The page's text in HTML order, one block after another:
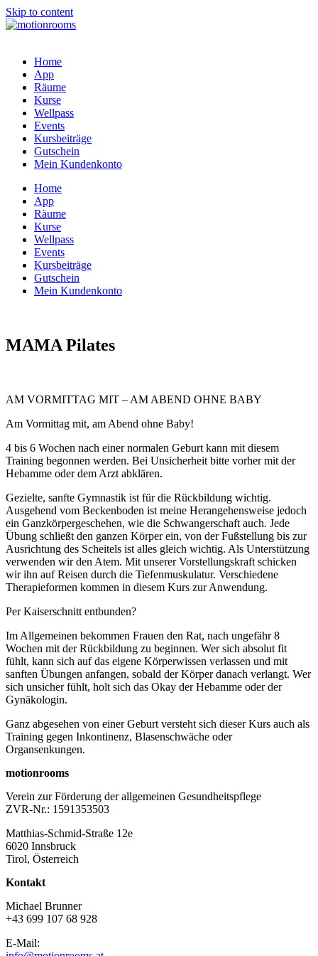
Skip to content
Home
App
Räume
Kurse
Wellpass
Events
Kursbeiträge
Gutschein
Mein Kundenkonto
Home
App
Räume
Kurse
Wellpass
Events
Kursbeiträge
Gutschein
Mein Kundenkonto
MAMA Pilates
AM VORMITTAG MIT – AM ABEND OHNE BABY
Am Vormittag mit, am Abend ohne Baby!
4 bis 6 Wochen nach einer normalen Geburt kann mit diesem
Training begonnen werden. Bei Unsicherheit bitte vorher mit der
Hebamme oder dem Arzt abklären.
Gezielte, sanfte Gymnastik ist für die Rückbildung wichtig.
Ausgehend vom Beckenboden ist meine Herangehensweise jedoch
ein Ganzkörpergeschehen, wie die Schwangerschaft auch. Jede
Übung schließt den ganzen Körper ein, von der Fußstellung bis zur
Ausrichtung des Scheitels ist alles gleich wichtig. Als Unterstützung
verwenden wir den Atem. Mit unserer Vorstellungskraft schicken
wir ihn auf Reisen durch die Tiefenmuskulatur. Verschiedene
Therapieformen kommen in diesem Kurs zur Anwendung.
Per Kaiserschnitt entbunden?
Im Allgemeinen bekommen Frauen den Rat, nach ungefähr 8
Wochen mit der Rückbildung zu beginnen. Wer sich absolut fit
fühlt, kann sich auf das eigene Körperwissen verlassen und mit
sanften Übungen anfangen, sobald der Körper danach verlangt. Wer
sich unsicher fühlt, holt sich das Okay der Hebamme oder der
Gynäkologin.
Ganz abgesehen von einer Geburt versteht sich dieser Kurs auch als
Training gegen Inkontinenz, Blasenschwäche oder
Organsenkungen.
motionrooms
Verein zur Förderung der allgemeinen Gesundheitspflege
ZVR-Nr.: 1591353503
Matthias-Schmid-Straße 12e
6020 Innsbruck
Tirol, Österreich
Kontakt
Michael Brunner
+43 699 107 68 928
E-Mail: